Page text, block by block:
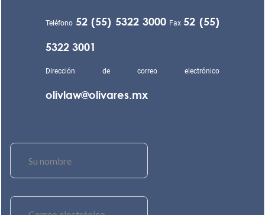
Teléfono 52 (55) 5322 3000 Fax52 (55)
5322 3001
Dirección de correo electrónico
olivlaw@olivares.mx